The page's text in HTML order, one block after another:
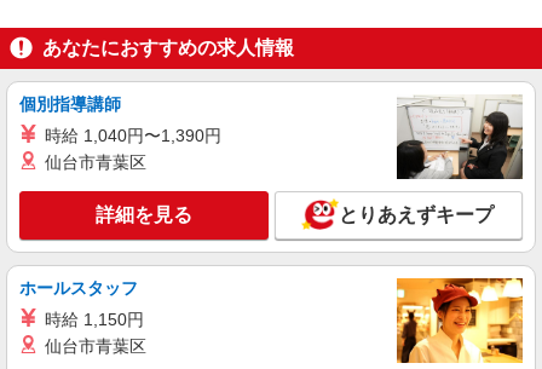
通費全支給(ガソリン代含む)＞
みどり市【岩宿駅】
キープ 詳細を見る
株式会社kotrio /●TK-H-1856103
福祉看護は人生のサポーター。シニア住宅の看
護STAFF。日払いOK
時給2000円〜2500円＜交通費全額支給/日払
あなたにおすすめの求人情報
個別指導講師
時給 1,040円〜1,390円
仙台市青葉区
詳細を見る とりあえずキープ
ホールスタッフ
時給 1,150円
仙台市青葉区